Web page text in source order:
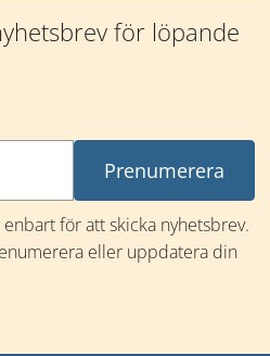
för löpande
för att skicka nyhetsbrev.
eller uppdatera din